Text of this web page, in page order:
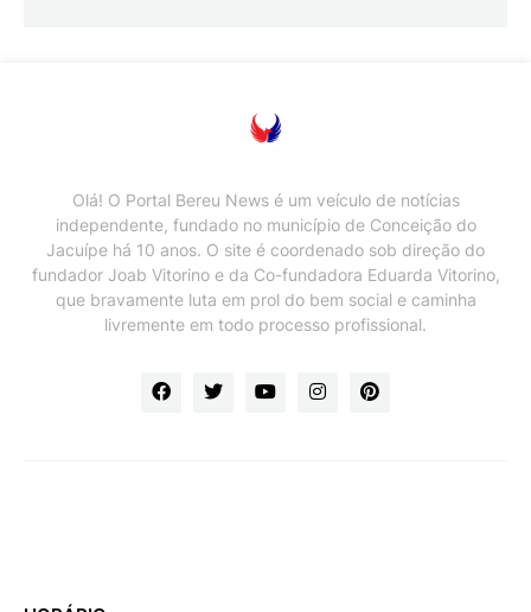
Olá! O Portal Bereu News é um veículo de notícias
independente, fundado no município de Conceição do
Jacuípe há 10 anos. O site é coordenado sob direção do
fundador Joab Vitorino e da Co-fundadora Eduarda Vitorino,
que bravamente luta em prol do bem social e caminha
livremente em todo processo profissional.